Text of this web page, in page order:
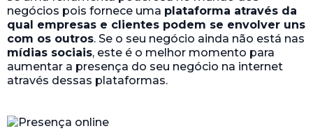
negócios pois fornece uma plataforma através da
qual empresas e clientes podem se envolver uns
com os outros. Se o seu negócio ainda não está nas
mídias sociais, este é o melhor momento para
aumentar a presença do seu negócio na internet
através dessas plataformas.